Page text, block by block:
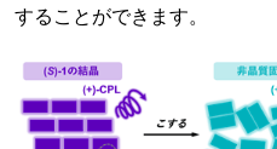
することができます。